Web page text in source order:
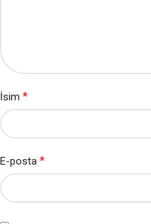
İsim *
E-posta *